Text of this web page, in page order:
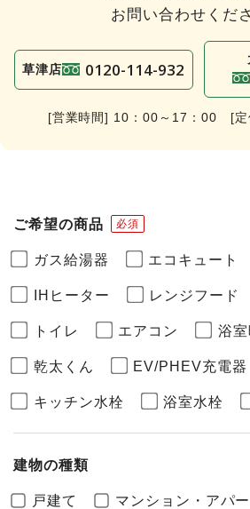
お問い合わせくだ
草津店 0120-114-932
[営業時間] 10：00～17：00 [定
ご希望の商品 必須
ガス給湯器 エコキュート
IHヒーター レンジフード
トイレ エアコン 浴
乾太くん EV/PHEV充電器
キッチン水栓 浴室水栓
建物の種類
戸建て マンション・アパー